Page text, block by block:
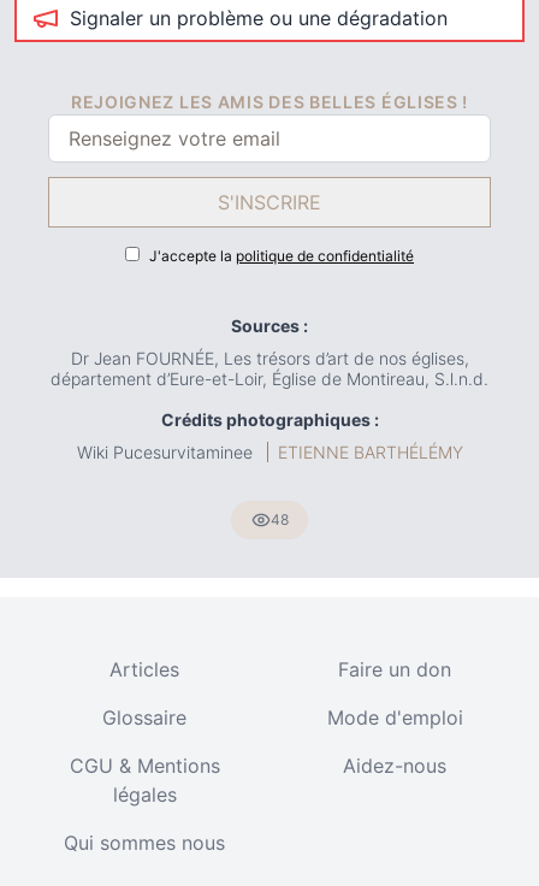
Signaler un problème ou une dégradation
REJOIGNEZ LES AMIS DES BELLES ÉGLISES !
S'INSCRIRE
J'accepte la politique de confidentialité
Sources :
Dr Jean FOURNÉE, Les trésors d’art de nos églises,
département d’Eure-et-Loir, Église de Montireau, S.l.n.d.
Crédits photographiques :
Wiki Pucesurvitaminee
ETIENNE BARTHÉLÉMY
48
Articles
Faire un don
Glossaire
Mode d'emploi
CGU & Mentions
légales
Aidez-nous
Qui sommes nous